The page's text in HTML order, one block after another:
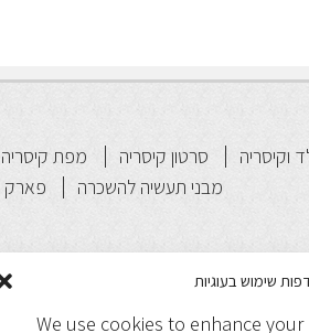
שימוש בעוגיות
We use cookies to enhance
וקיסריה סרטון קיסריה מפת קיסריה
מבני תעשיה להשכרה
פארק